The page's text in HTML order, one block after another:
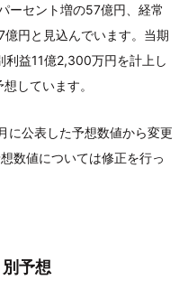
ーセント増の57億円、経常
円と見込んでいます。当期
益11億2,300万円を計上し
しています。
に公表した予想数値から変更
数値については修正を行っ
予想